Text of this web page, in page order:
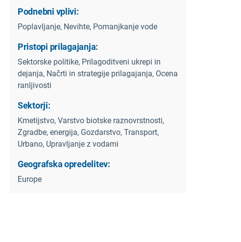
Podnebni vplivi:
Poplavljanje, Nevihte, Pomanjkanje vode
Pristopi prilagajanja:
Sektorske politike, Prilagoditveni ukrepi in
dejanja, Načrti in strategije prilagajanja, Ocena
ranljivosti
Sektorji:
Kmetijstvo, Varstvo biotske raznovrstnosti,
Zgradbe, energija, Gozdarstvo, Transport,
Urbano, Upravljanje z vodami
Geografska opredelitev:
Europe